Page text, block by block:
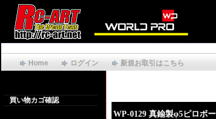
Home ログイン 新規お取引はこちら
買い物カゴ確認
WP-0129 真鍮製φ5ピロボ